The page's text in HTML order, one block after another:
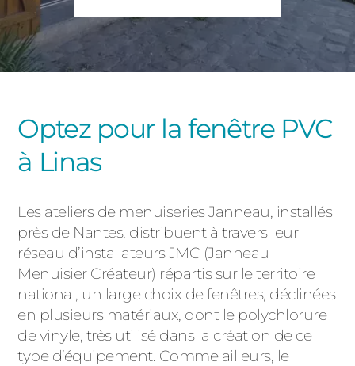
Optez pour la fenêtre PVC
à Linas
Les ateliers de menuiseries Janneau, installés
près de Nantes, distribuent à travers leur
réseau d’installateurs JMC (Janneau
Menuisier Créateur) répartis sur le territoire
national, un large choix de fenêtres, déclinées
en plusieurs matériaux, dont le polychlorure
de vinyle, très utilisé dans la création de ce
type d’équipement. Comme ailleurs, le
ALUMINIUM
PERGOLAS
PORTAILS ET PORTILLONS
CLÔTURES